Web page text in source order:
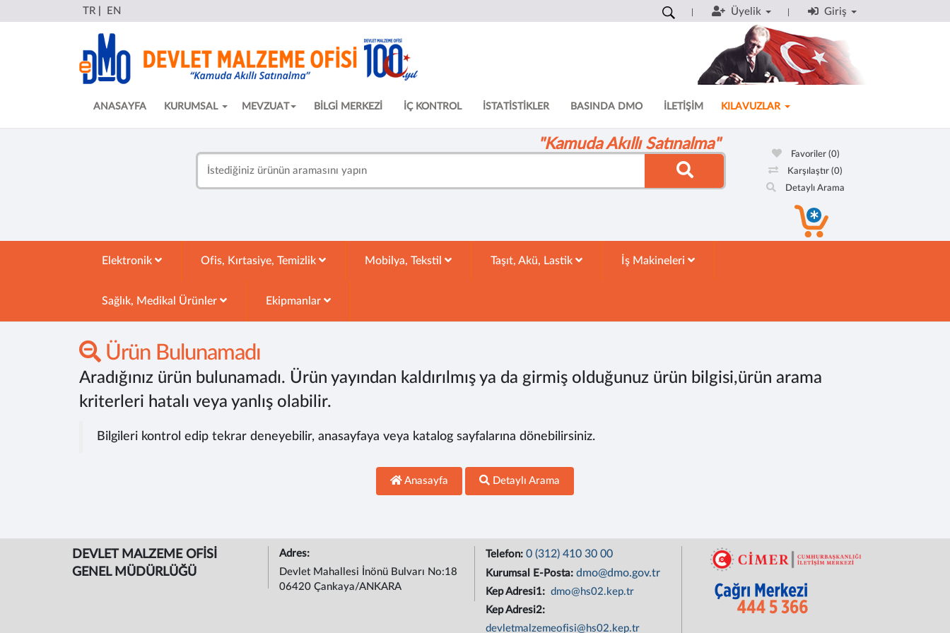
TR EN Üyelik Giriş
ANASAYFA KURUMSAL MEVZUAT BİLGİ MERKEZİ İÇ KONTROL İSTATİSTİKLER BASINDA DMO İLETİŞİM KILAVUZLAR
"Kamuda Akıllı Satınalma"
Favoriler (0)
Karşılaştır (0)
Detaylı Arama
Elektronik Ofis, Kırtasiye, Temizlik Mobilya, Tekstil Taşıt, Akü, Lastik İş Makineleri
Sağlık, Medikal Ürünler Ekipmanlar
Ürün Bulunamadı
Aradığınız ürün bulunamadı. Ürün yayından kaldırılmış ya da girmiş olduğunuz ürün bilgisi,ürün arama
kriterleri hatalı veya yanlış olabilir.
Bilgileri kontrol edip tekrar deneyebilir, anasayfaya veya katalog sayfalarına dönebilirsiniz.
Anasayfa Detaylı Arama
DEVLET MALZEME OFİSİ
GENEL MÜDÜRLÜĞÜ
Adres:
Devlet Mahallesi İnönü Bulvarı No:18
06420 Çankaya/ANKARA
Telefon: 0 (312) 410 30 00
Kurumsal E-Posta: dmo@dmo.gov.tr
Kep Adresi1: dmo@hs02.kep.tr
Kep Adresi2:
devletmalzemeofisi@hs02.kep.tr